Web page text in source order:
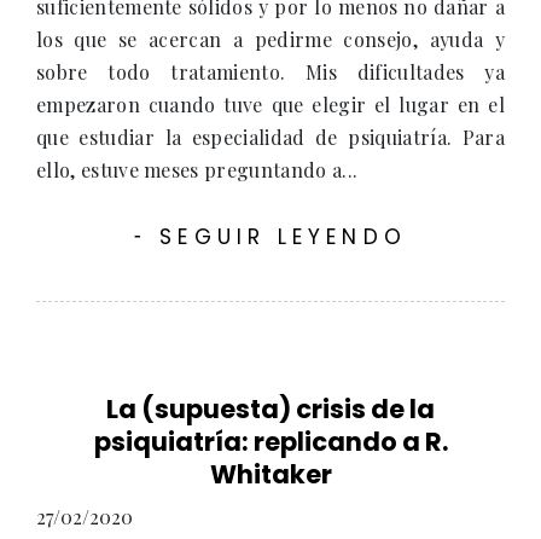
suficientemente sólidos y por lo menos no dañar a
los que se acercan a pedirme consejo, ayuda y
sobre todo tratamiento. Mis dificultades ya
empezaron cuando tuve que elegir el lugar en el
que estudiar la especialidad de psiquiatría. Para
ello, estuve meses preguntando a...
- SEGUIR LEYENDO
La (supuesta) crisis de la
psiquiatría: replicando a R.
Whitaker
27/02/2020